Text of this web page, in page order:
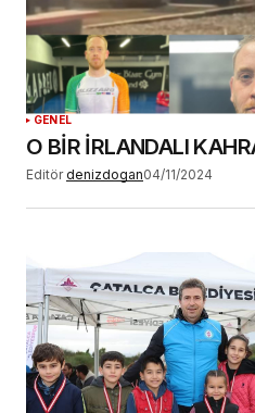
GENEL
O BİR İRLANDALI
Editör denizdogan04/11/2024